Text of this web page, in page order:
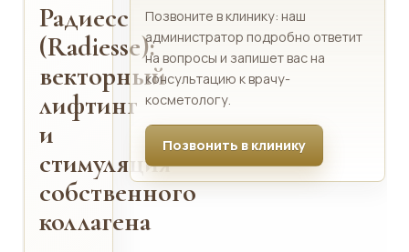
Радиесс
(Radiesse):
векторный
лифтинг
и
стимуляция
собственного
коллагена
Позвоните в клинику: наш
администратор подробно ответит
на вопросы и запишет вас на
консультацию к врачу-
косметологу.
Позвонить в клинику